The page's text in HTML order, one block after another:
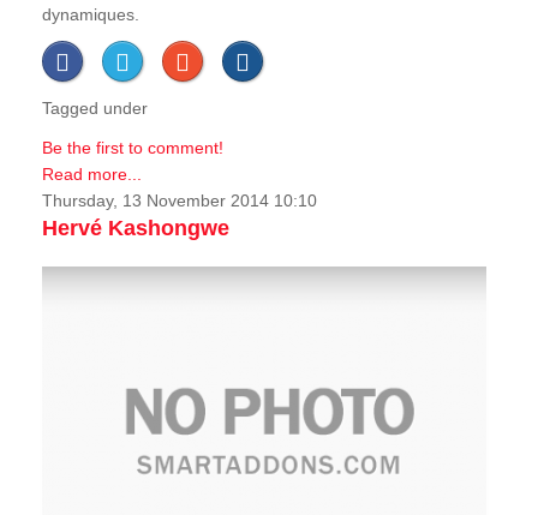
dynamiques.
Tagged under
Be the first to comment!
Read more...
Thursday, 13 November 2014 10:10
Hervé Kashongwe